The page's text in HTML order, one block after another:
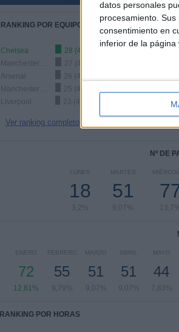
datos personales
procesamiento.
consentimiento en
inferior de la página
RANKING POR EQUIPOS
Chelsea
28 (4,98%)
27 (4,8%)
Arsenal
26 (4,63%)
25 (4,45%)
Liverpool
23 (4,09%)
Ver ranking completo
Nº DE
LUNES
18
3,2%
MARTES
51
9,07% 13,7%
ENERO
72
12,81%
FEBRERO
55
9,79%
MARZO
51
9,07%
ABRIL
51
9,07%
MAYO
44
7,83%
RANKING POR HORAS